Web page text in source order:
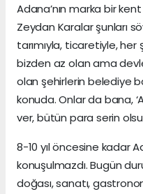
Adana’nın marka bir
Zeydan Karalar şunları
tarımıyla, ticaretiyle,
bizden az olan ama
olan şehirlerin belediye
konuda. Onlar da bana,
ver, bütün para serin
8-10 yıl öncesine kadar
konuşulmazdı. Bugün
doğası, sanatı,